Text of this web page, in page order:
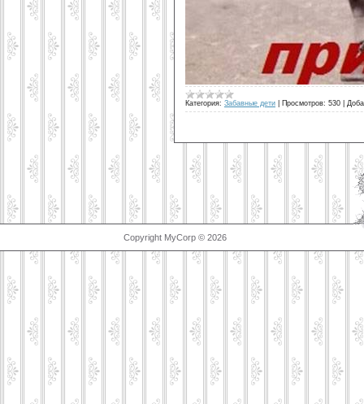
Категория: Забавные дети Просмотров: 530
Copyright MyCorp © 2026